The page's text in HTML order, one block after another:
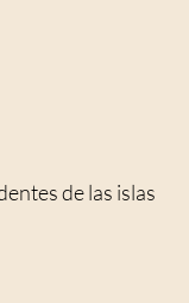
de las islas